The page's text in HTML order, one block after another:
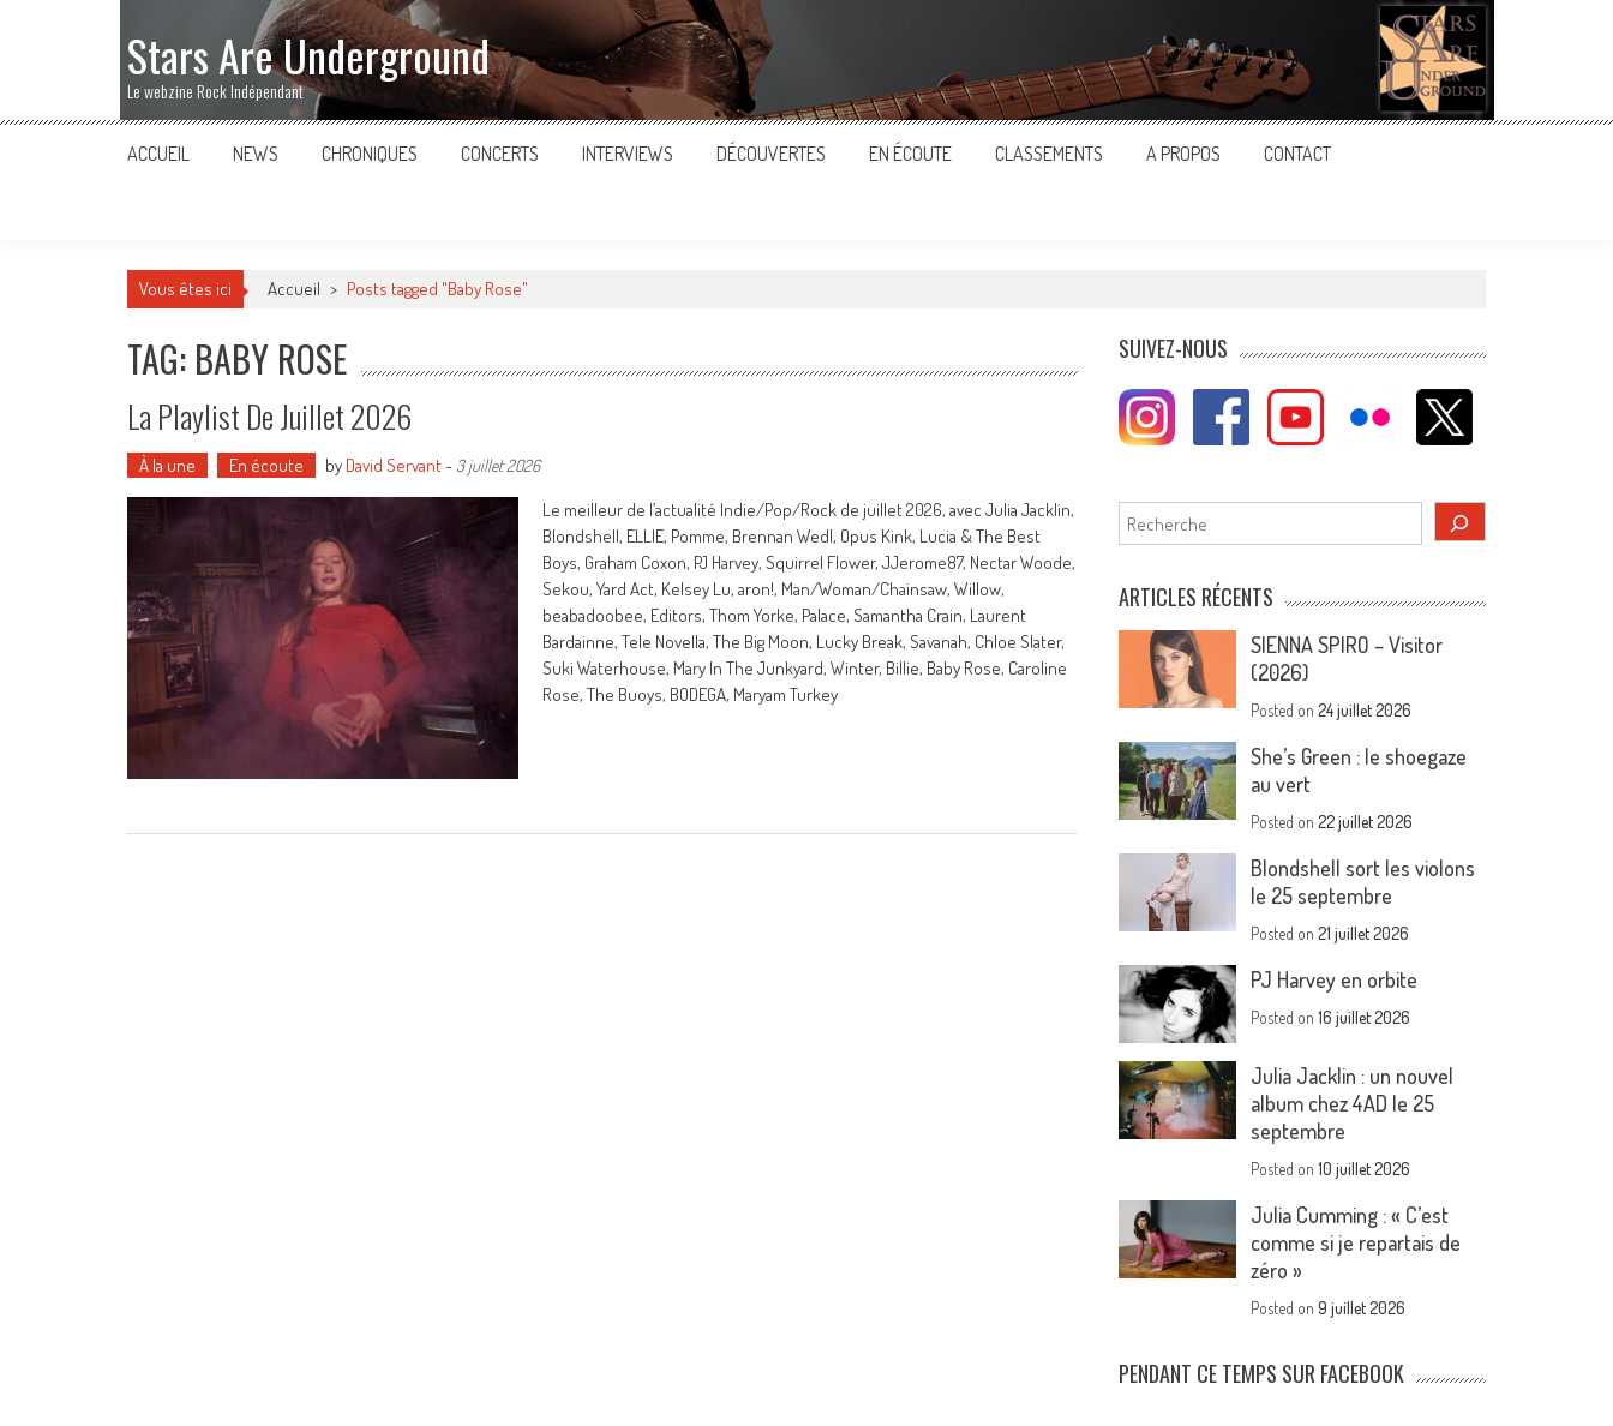
Stars Are Underground
Le webzine Rock Indépendant
ACCUEIL NEWS CHRONIQUES CONCERTS INTERVIEWS DÉCOUVERTES EN ÉCOUTE CLASSEMENTS A PROPOS CONTACT
Vous êtes ici Accueil > Posts tagged "Baby Rose"
TAG: BABY ROSE
La Playlist De Juillet 2026
À la une En écoute by David Servant- 3 juillet 2026
Le meilleur de l’actualité Indie/Pop/Rock de juillet 2026, avec Julia Jacklin,
Blondshell, ELLIE, Pomme, Brennan Wedl, Opus Kink, Lucia & The Best
Boys, Graham Coxon, PJ Harvey, Squirrel Flower, JJerome87, Nectar Woode,
Sekou, Yard Act, Kelsey Lu, aron!, Man/Woman/Chainsaw, Willow,
beabadoobee, Editors, Thom Yorke, Palace, Samantha Crain, Laurent
Bardainne, Tele Novella, The Big Moon, Lucky Break, Savanah, Chloe Slater,
Suki Waterhouse, Mary In The Junkyard, Winter, Billie, Baby Rose, Caroline
Rose, The Buoys, BODEGA, Maryam Turkey
SUIVEZ-NOUS
Rechercher
ARTICLES RÉCENTS
SIENNA SPIRO – Visitor
(2026)
Posted on24 juillet 2026
She’s Green : le shoegaze
au vert
Posted on22 juillet 2026
Blondshell sort les violons
le 25 septembre
Posted on21 juillet 2026
PJ Harvey en orbite
Posted on16 juillet 2026
Julia Jacklin : un nouvel
album chez 4AD le 25
septembre
Posted on10 juillet 2026
Julia Cumming : « C’est
comme si je repartais de
zéro »
Posted on9 juillet 2026
PENDANT CE TEMPS SUR FACEBOOK